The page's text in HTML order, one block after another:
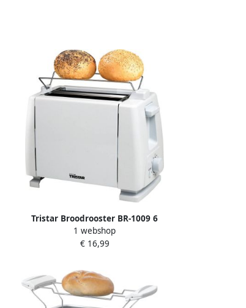
Tristar Broodrooster BR-1009 6
instelbare bruiningsstanden 2 sleuven
voor 2 boterhammen Wit
1 webshop
€ 16,99